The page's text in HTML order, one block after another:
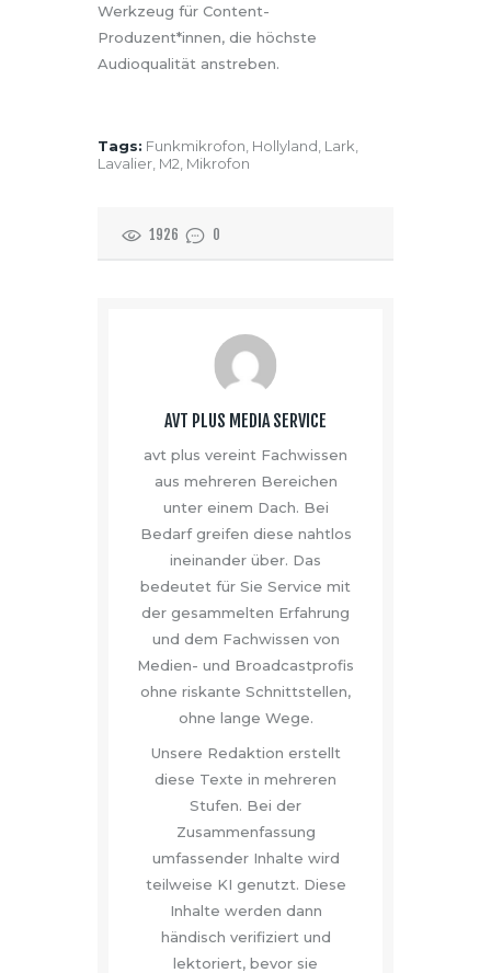
Werkzeug für Content-
Produzent*innen, die höchste
Audioqualität anstreben.
Tags: Funkmikrofon Hollyland Lark
Lavalier M2 Mikrofon
1926 0
AVT PLUS MEDIA SERVICE
avt plus vereint Fachwissen
aus mehreren Bereichen
unter einem Dach. Bei
Bedarf greifen diese nahtlos
ineinander über. Das
bedeutet für Sie Service mit
der gesammelten Erfahrung
und dem Fachwissen von
Medien- und Broadcastprofis
ohne riskante Schnittstellen,
ohne lange Wege.
Unsere Redaktion erstellt
diese Texte in mehreren
Stufen. Bei der
Zusammenfassung
umfassender Inhalte wird
teilweise KI genutzt. Diese
Inhalte werden dann
händisch verifiziert und
lektoriert, bevor sie